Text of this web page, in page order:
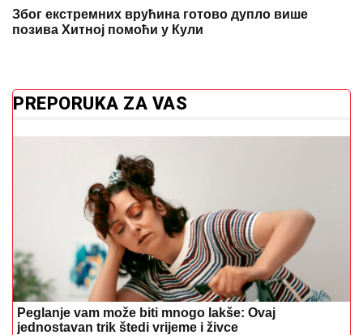
Због екстремних врућина готово дупло више
позива Хитној помоћи у Кули
PREPORUKA ZA VAS
Peglanje vam može biti mnogo lakše: Ovaj
jednostavan trik štedi vrijeme i živce